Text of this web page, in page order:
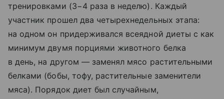
тренировками (3−4 раза в неделю). Каждый
участник прошел два четырехнедельных этапа:
на одном он придерживался всеядной диеты с как
минимум двумя порциями животного белка
в день, на другом — заменял мясо растительными
белками (бобы, тофу, растительные заменители
мяса). Порядок диет был случайным,